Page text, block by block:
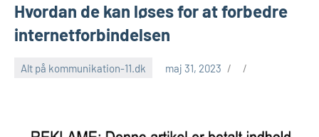
Hvordan de kan løses for at forbedre
internetforbindelsen
Alt på kommunikation-11.dk maj 31, 2023